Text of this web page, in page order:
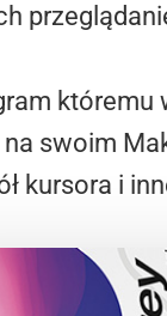
któremu
swoim
kursora i